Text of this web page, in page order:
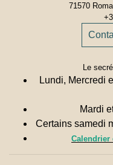
71570
Le
Lundi, Mercredi
Mardi
Certains samedi
Calendrier